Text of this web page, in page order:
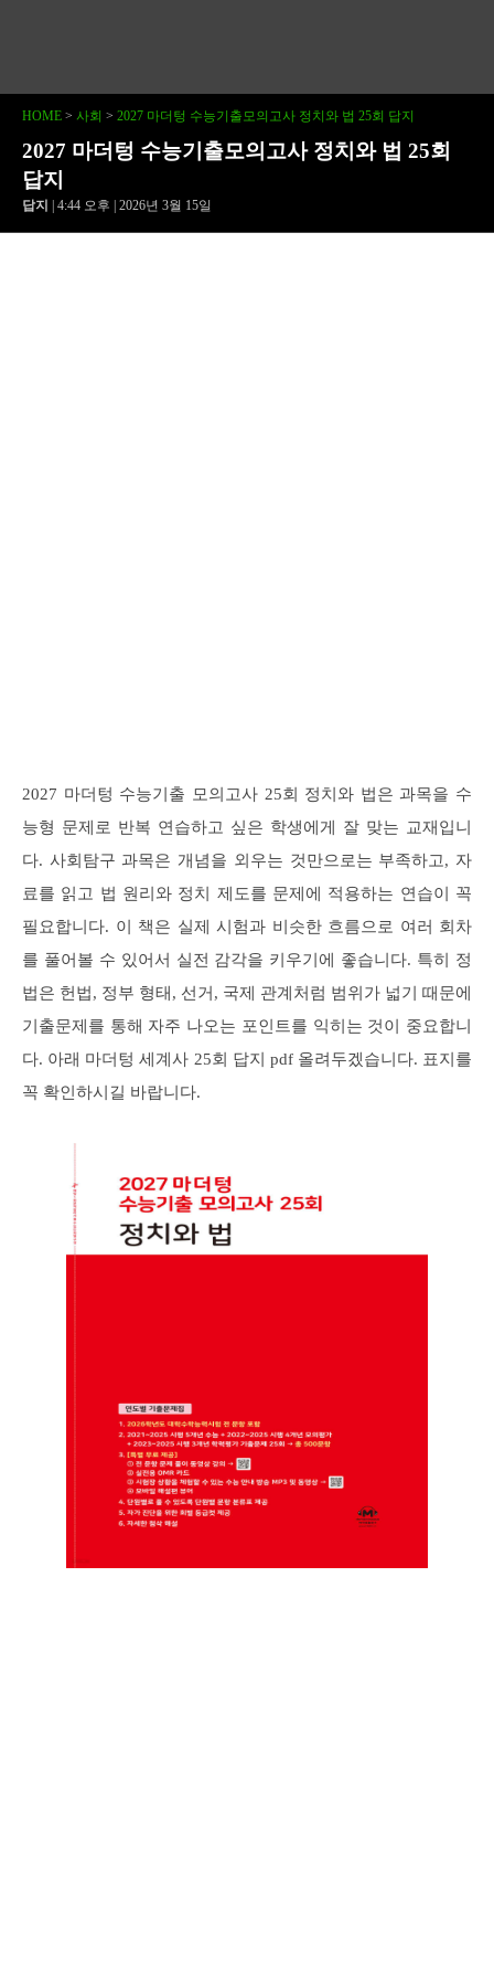
HOME > 사회 > 2027 마더텅 수능기출모의고사 정치와 법 25회 답지
2027 마더텅 수능기출모의고사 정치와 법 25회
답지
답지 | 4:44 오후 | 2026년 3월 15일
2027 마더텅 수능기출 모의고사 25회 정치와 법은 과목을 수
능형 문제로 반복 연습하고 싶은 학생에게 잘 맞는 교재입니
다. 사회탐구 과목은 개념을 외우는 것만으로는 부족하고, 자
료를 읽고 법 원리와 정치 제도를 문제에 적용하는 연습이 꼭
필요합니다. 이 책은 실제 시험과 비슷한 흐름으로 여러 회차
를 풀어볼 수 있어서 실전 감각을 키우기에 좋습니다. 특히 정
법은 헌법, 정부 형태, 선거, 국제 관계처럼 범위가 넓기 때문에
기출문제를 통해 자주 나오는 포인트를 익히는 것이 중요합니
다. 아래 마더텅 세계사 25회 답지 pdf 올려두겠습니다. 표지를
꼭 확인하시길 바랍니다.